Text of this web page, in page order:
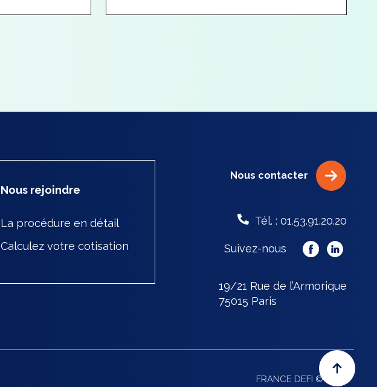
Nous rejoindre
La procédure en détail
Calculez votre cotisation
Nous contacter
Tél. : 01.53.91.20.20
Suivez-nous
19/21 Rue de l’Armorique
75015 Paris
FRANCE DEFI © 2026